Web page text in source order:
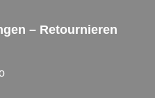
– Retournieren